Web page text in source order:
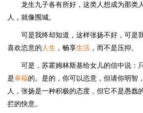
龙生九子各有所好，这类人想成为那类
人，就像围城。
可是我终却知道，这样张扬不好，可是
喜欢恣意的 人生 ，畅享生活 ，而不是压抑。
可是，苏霍姆林斯基给女儿的信中说：
是幸福的。是的，你可以恣意，但请你明智
人，张扬是一种积极的态度，但它不是愚蠢
拦的快意。